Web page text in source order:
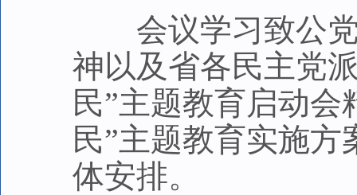
会议学习致公党
神以及省各民主党
民”主题教育启动
民”主题教育实施
体安排。